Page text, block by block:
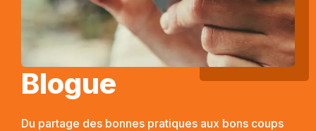
Blogue
Du partage des bonnes pratiques aux bons coups